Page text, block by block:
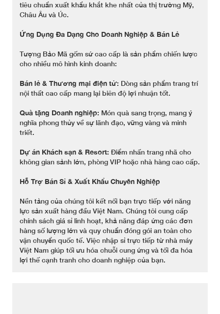
tiêu chuẩn xuất khẩu khắt khe nhất của thị trường Mỹ,
Châu Âu và Úc.
Ứng Dụng Đa Dạng Cho Doanh Nghiệp & Bán Lẻ
Tượng Bảo Mã gốm sứ cao cấp là sản phẩm chiến lược
cho nhiều mô hình kinh doanh:
Bán lẻ & Thương mại điện tử: Dòng sản phẩm trang trí
nội thất cao cấp mang lại biên độ lợi nhuận tốt.
Quà tặng Doanh nghiệp: Món quà sang trọng, mang ý
nghĩa phong thủy về sự lãnh đạo, vững vàng và minh
triết.
Dự án Khách sạn & Resort: Điểm nhấn trang nhã cho
không gian sảnh lớn, phòng VIP hoặc nhà hàng cao cấp.
Hỗ Trợ Bán Sỉ & Xuất Khẩu Chuyên Nghiệp
Nền tảng của chúng tôi kết nối bạn trực tiếp với năng
lực sản xuất hàng đầu Việt Nam. Chúng tôi cung cấp
chính sách giá sỉ linh hoạt, khả năng đáp ứng các đơn
hàng số lượng lớn và quy chuẩn đóng gói an toàn cho
vận chuyển quốc tế. Việc nhập sỉ trực tiếp từ nhà máy
Việt Nam giúp tối ưu hóa chuỗi cung ứng và tối đa hóa
lợi thế cạnh tranh cho doanh nghiệp của bạn.